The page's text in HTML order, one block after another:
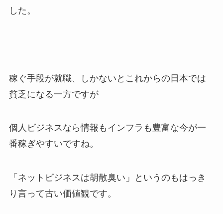
した。
稼ぐ手段が就職、しかないとこれからの日本では
貧乏になる一方ですが
個人ビジネスなら情報もインフラも豊富な今が一
番稼ぎやすいですね。
「ネットビジネスは胡散臭い」というのもはっき
り言って古い価値観です。